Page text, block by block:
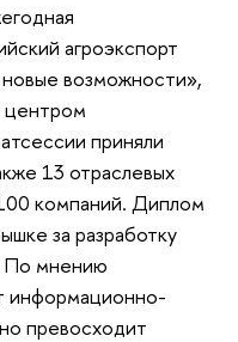
агроэкспорт
возможности»,
центром
приняли
13 отраслевых
компаний. Диплом
за разработку
По мнению
информационно-
превосходит